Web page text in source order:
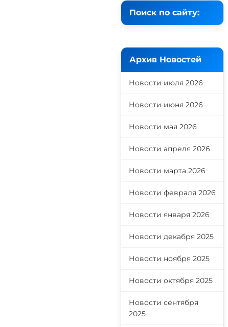
Поиск по сайту:
Архив Новостей
Новости июля 2026
Новости июня 2026
Новости мая 2026
Новости апреля 2026
Новости марта 2026
Новости февраля 2026
Новости января 2026
Новости декабря 2025
Новости ноября 2025
Новости октября 2025
Новости сентября
2025